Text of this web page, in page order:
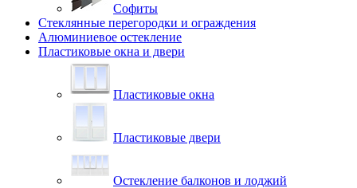
Софиты
Стеклянные перегородки и ограждения
Алюминиевое остекление
Пластиковые окна и двери
Пластиковые окна
Пластиковые двери
Остекление балконов и лоджий